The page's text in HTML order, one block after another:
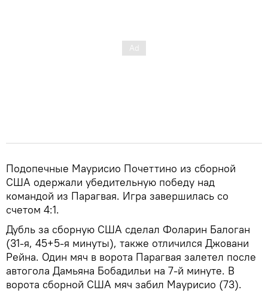
Подопечные Маурисио Почеттино из сборной
США одержали убедительную победу над
командой из Парагвая. Игра завершилась со
счетом 4:1.
Дубль за сборную США сделал Фоларин Балоган
(31-я, 45+5-я минуты), также отличился Джовани
Рейна. Один мяч в ворота Парагвая залетел после
автогола Дамьяна Бобадильи на 7-й минуте. В
ворота сборной США мяч забил Маурисио (73).